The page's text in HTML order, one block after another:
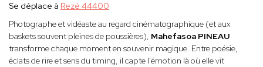
Se déplace à Rezé 44400
Photographe et vidéaste au regard cinématographique (et aux
baskets souvent pleines de poussières), Mahefasoa PINEAU
transforme chaque moment en souvenir magique. Entre poésie,
éclats de rire et sens du timing, il capte l’émotion là où elle vit